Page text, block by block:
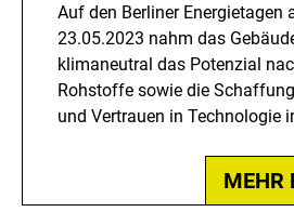
Auf den Berliner Energietagen
23.05.2023 nahm das
klimaneutral das Potenzial
Rohstoffe sowie die
und Vertrauen in Technologie
MEHR